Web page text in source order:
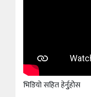
भिडियो सहित हेर्नुुहाेेस